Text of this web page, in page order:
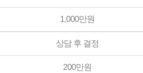
1,000만원
상담 후 결정
200만원